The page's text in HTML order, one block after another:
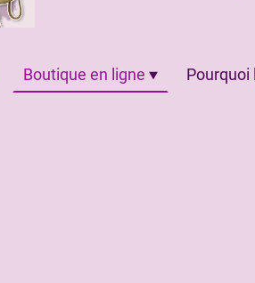
Boutique en ligne